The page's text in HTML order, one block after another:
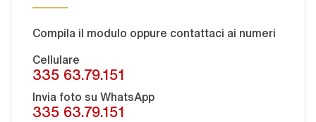
Compila il modulo oppure contattaci ai numeri
Cellulare
335 63.79.151
Invia foto su WhatsApp
335 63.79.151